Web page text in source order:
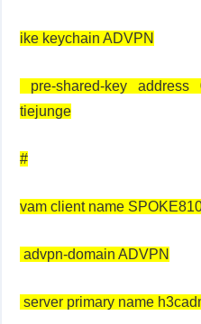
ike keychain ADVPN
pre-shared-key
tiejunge
#
vam client name
advpn-domain ADVPN
server primary name